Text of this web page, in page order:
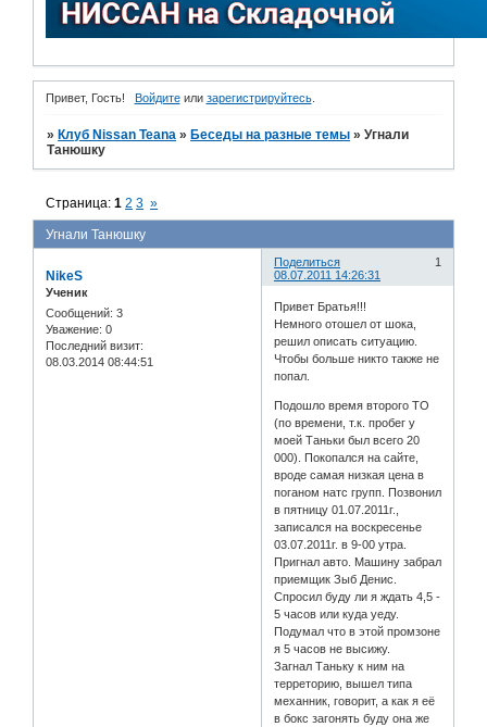
Привет, Гость! Войдитеили зарегистрируйтесь.
» Клуб Nissan Teana » Беседы на разные темы »Угнали
Танюшку
Угнали Танюшку
Страница:1 2 3 »
Поделиться
1
08.07.2011 14:26:31
NikeS
Ученик
Сообщений: 3
Уважение: 0
Последний визит:
08.03.2014 08:44:51
Привет Братья!!!
Немного отошел от шока,
решил описать ситуацию.
Чтобы больше никто также не
попал.
Подошло время второго ТО
(по времени, т.к. пробег у
моей Таньки был всего 20
000). Покопался на сайте,
вроде самая низкая цена в
поганом натс групп. Позвонил
в пятницу 01.07.2011г.,
записался на воскресенье
03.07.2011г. в 9-00 утра.
Пригнал авто. Машину забрал
приемщик Зыб Денис.
Спросил буду ли я ждать 4,5 -
5 часов или куда уеду.
Подумал что в этой промзоне
я 5 часов не высижу.
Загнал Таньку к ним на
терреторию, вышел типа
механник, говорит, а как я её
в бокс загонять буду она же